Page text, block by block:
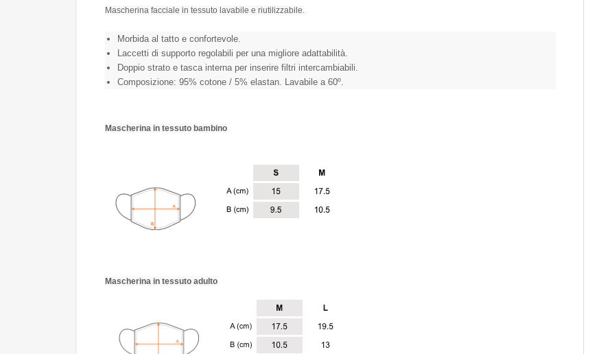
Mascherina facciale in tessuto lavabile e riutilizzabile.
Morbida al tatto e confortevole.
Laccetti di supporto regolabili per una migliore adattabilità.
Doppio strato e tasca interna per inserire filtri intercambiabili.
Composizione: 95% cotone / 5% elastan. Lavabile a 60º.
Mascherina in tessuto bambino
Mascherina in tessuto adulto